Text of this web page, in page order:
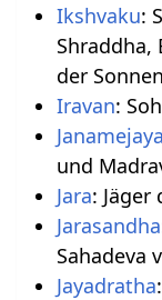
Ikshvaku:
Shraddha,
der
Iravan:
Janamejaya
und
Jara:
Jarasandha
Sahadeva
Jayadratha